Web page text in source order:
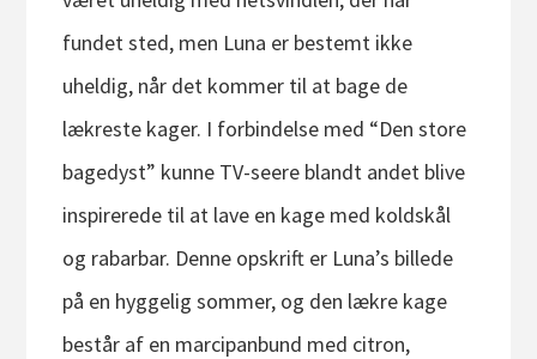
fundet sted, men Luna er bestemt ikke
uheldig, når det kommer til at bage de
lækreste kager. I forbindelse med “Den store
bagedyst” kunne TV-seere blandt andet blive
inspirerede til at lave en kage med koldskål
og rabarbar. Denne opskrift er Luna’s billede
på en hyggelig sommer, og den lækre kage
består af en marcipanbund med citron,